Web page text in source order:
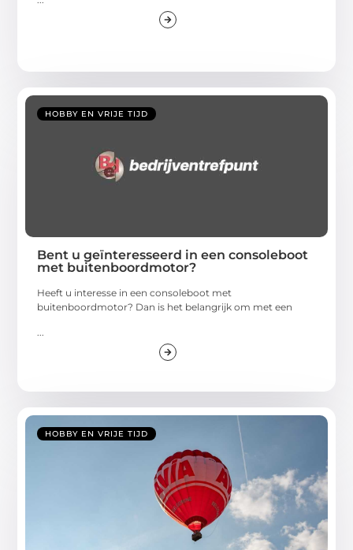
HOBBY EN VRIJE TIJD
Bent u geïnteresseerd in een consoleboot
met buitenboordmotor?
Heeft u interesse in een consoleboot met
buitenboordmotor? Dan is het belangrijk om met een
...
HOBBY EN VRIJE TIJD